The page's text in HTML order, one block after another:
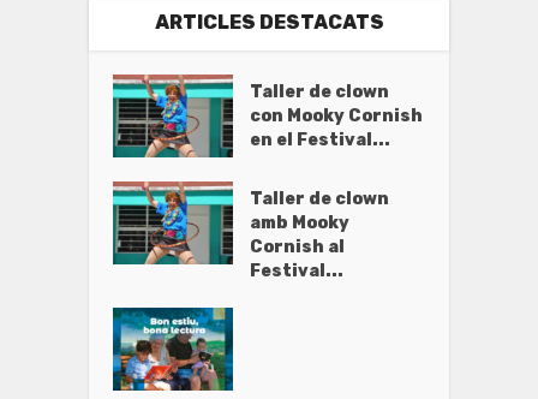
ARTICLES DESTACATS
Taller de clown
con Mooky Cornish
en el Festival...
Taller de clown
amb Mooky
Cornish al
Festival...